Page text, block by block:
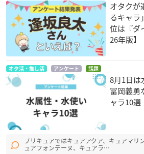
オタクが
るキャラ
位は『ダ
26年版】
オタ活・推し活 アンケート 話題
8月1日は
冨岡義勇
ャラ10選
プリキュアではキュアアクア、キュアマリ
ュアフォンテーヌ、キュアラ…